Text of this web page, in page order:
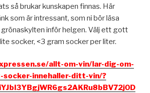
så brukar kunskapen finnas. Här
som är intressant, som ni bör läsa
grönaskylten inför helgen. Välj ett gott
socker, <3 gram socker per liter.
allt-om-vin/lar-dig-om-
socker-innehaller-ditt-vin/?